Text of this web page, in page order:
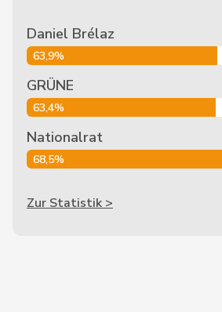
Daniel Brélaz
63,9%
GRÜNE
63,4%
Nationalrat
68,5%
Zur Statistik >